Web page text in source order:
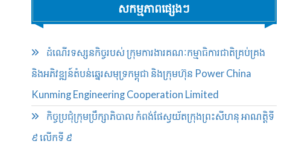
សកម្មភាពផ្សេងៗ
ដំណើរទស្សនកិច្ចរបស់ ក្រុមការងារគណៈកម្មាធិការជាតិគ្រប់គ្រង
និងអភិវឌ្ឍន៍តំបន់ឆ្នេរសមុទ្រកម្ពុជា និងក្រុមហ៊ុន Power China
Kunming Engineering Cooperation Limited
កិច្ចប្រជុំក្រុមប្រឹក្សាភិបាល កំពង់ផែស្វយ័តក្រុងព្រះសីហនុ អាណត្តិទី
៩ លើកទី ៩